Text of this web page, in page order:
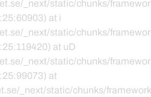
_next/static/chunks/
at i
_next/static/chunks/
at uD
_next/static/chunks/
at
_next/static/chunks/